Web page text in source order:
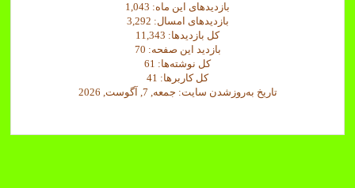
بازدیدهای این ماه: 1,043
بازدیدهای امسال: 3,292
کل بازدیدها: 11,343
بازدید این صفحه: 70
کل نوشته‌ها: 61
کل کاربرها: 41
تاریخ به‌روزشدن سایت: جمعه, 7, آگوست, 2026